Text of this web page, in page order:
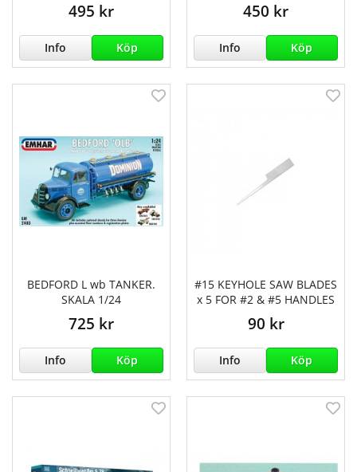
495 kr
Info Köp
450 kr
Info Köp
BEDFORD L wb TANKER.
SKALA 1/24
725 kr
Info Köp
#15 KEYHOLE SAW BLADES
x 5 FOR #2 & #5 HANDLES
90 kr
Info Köp